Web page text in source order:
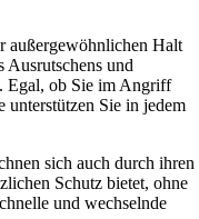
außergewöhnlichen Halt
Ausrutschens und
Egal, ob Sie im Angriff
unterstützen Sie in jedem
sich auch durch ihren
Schutz bietet, ohne
und wechselnde